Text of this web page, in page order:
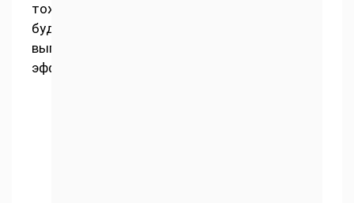
тоже
будет
выглядеть
эффектно.